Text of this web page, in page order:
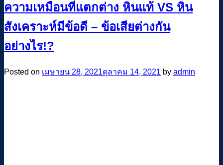
ความเหมือนที่แตกต่าง หินแท้ VS หิน
สังเคราะห์มีข้อดี – ข้อเสียต่างกัน
อย่างไร!?
Posted on เมษายน 28, 2021ตุลาคม 14, 2021 by admin